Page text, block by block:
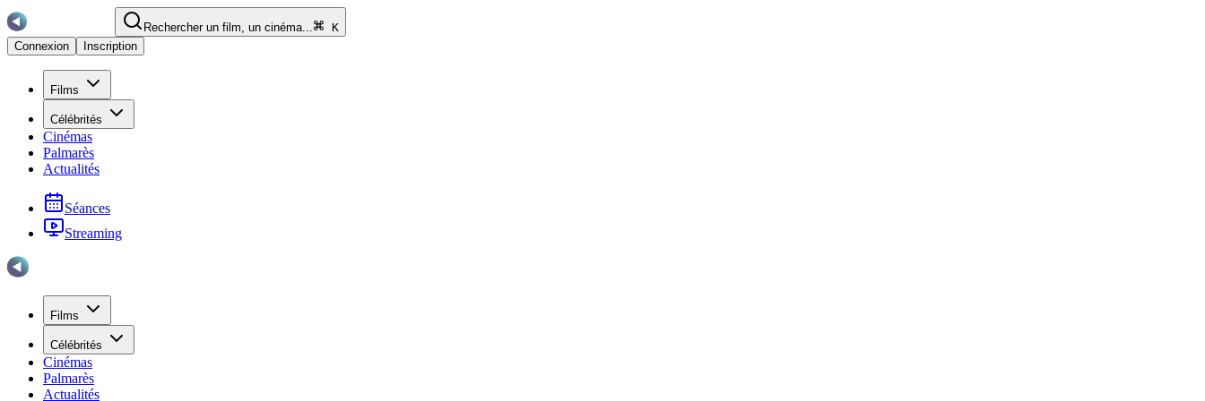
Rechercher un film, un cinéma...
K
Connexion
Inscription
Films
Célébrités
Cinémas
Palmarès
Actualités
Séances
Streaming
Films
Célébrités
Cinémas
Palmarès
Actualités